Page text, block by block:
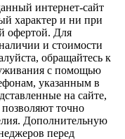
интернет-сайт
характер и ни при
офертой. Для
и стоимости
обращайтесь к
с помощью
указанным в
на сайте,
точно
Дополнительную
перед